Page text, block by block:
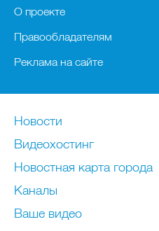
О проекте
Правообладателям
Реклама на сайте
Новости
Видеохостинг
Новостная карта города
Каналы
Ваше видео